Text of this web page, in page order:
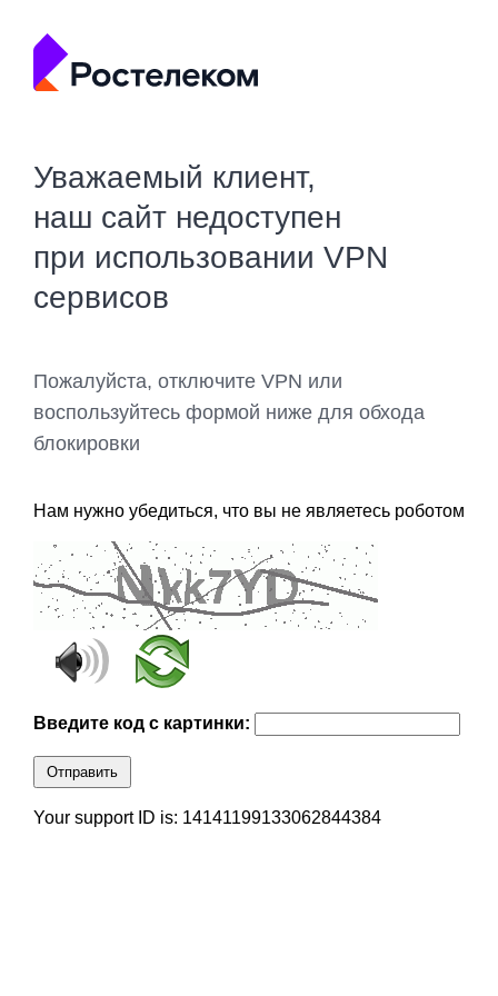
Уважаемый клиент,
наш сайт недоступен
при использовании VPN
сервисов
Пожалуйста, отключите VPN или
воспользуйтесь формой ниже для обхода
блокировки
Нам нужно убедиться, что вы не являетесь роботом
Введите код с картинки:
Отправить
Your support ID is: 14141199133062844384